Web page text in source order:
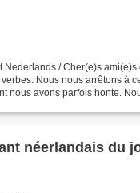
Nederlands / Cher(e)s
Nous nous arrêtons à
nous avons parfois honte.
néerlandais du